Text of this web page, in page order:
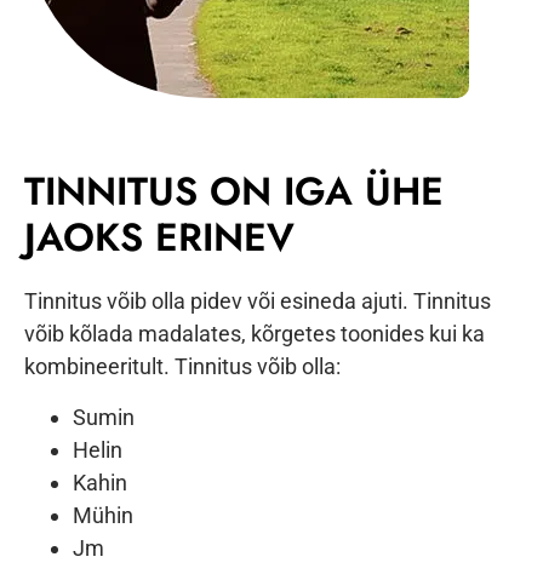
TINNITUS ON IGA ÜHE
JAOKS ERINEV
Tinnitus võib olla pidev või esineda ajuti. Tinnitus
võib kõlada madalates, kõrgetes toonides kui ka
kombineeritult. Tinnitus võib olla:
Sumin
Helin
Kahin
Mühin
Jm